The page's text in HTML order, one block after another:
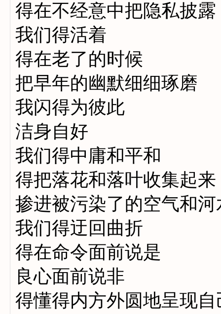
得在不经意中把隐私披露
我们得活着
得在老了的时候
把早年的幽默细细琢磨
我闪得为彼此
洁身自好
我们得中庸和平和
得把落花和落叶收集起来
掺进被污染了的空气和河
我们得迂回曲折
得在命令面前说是
良心面前说非
得懂得内方外圆地呈现自